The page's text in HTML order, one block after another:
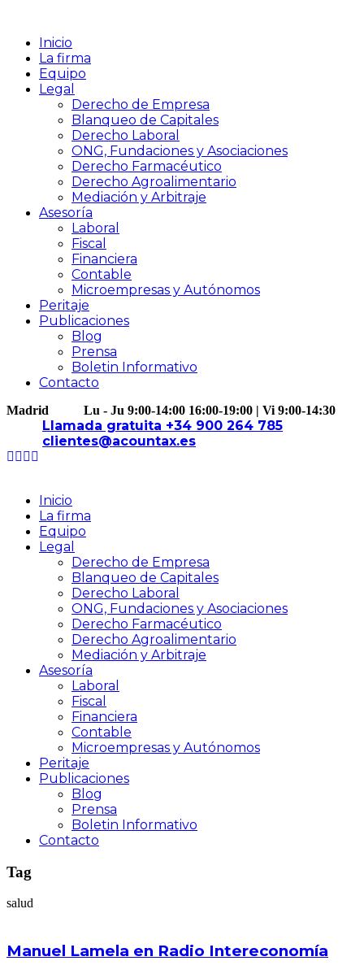
Inicio
La firma
Equipo
Legal
Derecho de Empresa
Blanqueo de Capitales
Derecho Laboral
ONG, Fundaciones y Asociaciones
Derecho Farmacéutico
Derecho Agroalimentario
Mediación y Arbitraje
Asesoría
Laboral
Fiscal
Financiera
Contable
Microempresas y Autónomos
Peritaje
Publicaciones
Blog
Prensa
Boletin Informativo
Contacto
Madrid Lu - Ju 9:00-14:00 16:00-19:00 | Vi 9:00-14:30
Llamada gratuita +34 900 264 785
clientes@acountax.es
Inicio
La firma
Equipo
Legal
Derecho de Empresa
Blanqueo de Capitales
Derecho Laboral
ONG, Fundaciones y Asociaciones
Derecho Farmacéutico
Derecho Agroalimentario
Mediación y Arbitraje
Asesoría
Laboral
Fiscal
Financiera
Contable
Microempresas y Autónomos
Peritaje
Publicaciones
Blog
Prensa
Boletin Informativo
Contacto
Tag
salud
Manuel Lamela en Radio Intereconomía